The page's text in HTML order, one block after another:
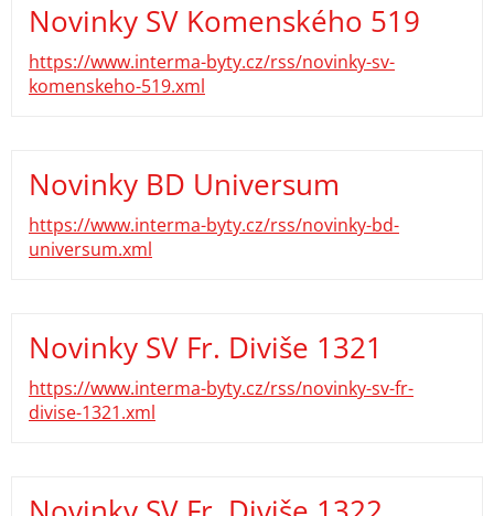
Novinky SV Komenského 519
https://www.interma-byty.cz/rss/novinky-sv-
komenskeho-519.xml
Novinky BD Universum
https://www.interma-byty.cz/rss/novinky-bd-
universum.xml
Novinky SV Fr. Diviše 1321
https://www.interma-byty.cz/rss/novinky-sv-fr-
divise-1321.xml